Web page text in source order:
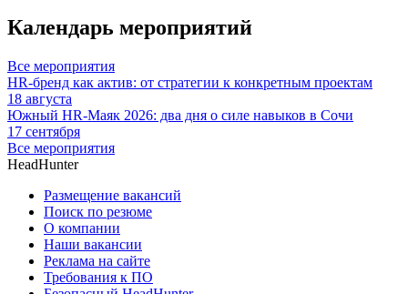
Календарь мероприятий
Все мероприятия
HR-бренд как актив: от стратегии к конкретным проектам
18 августа
Южный HR-Маяк 2026: два дня о силе навыков в Сочи
17 сентября
Все мероприятия
HeadHunter
Размещение вакансий
Поиск по резюме
О компании
Наши вакансии
Реклама на сайте
Требования к ПО